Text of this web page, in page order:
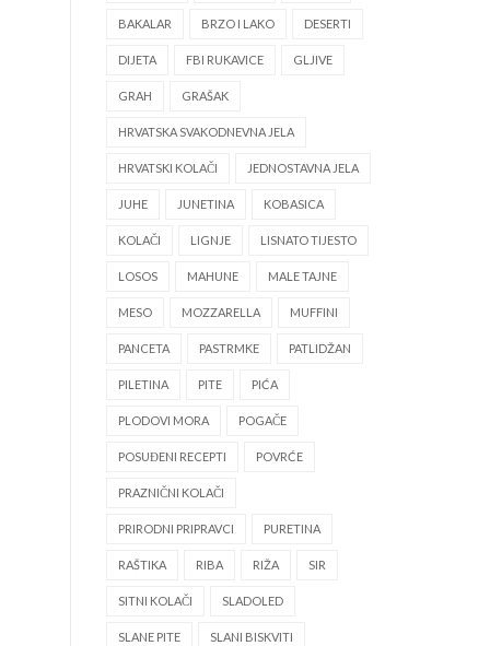
BAKALAR BRZO I LAKO DESERTI
DIJETA FBI RUKAVICE GLJIVE
GRAH GRAŠAK
HRVATSKA SVAKODNEVNA JELA
HRVATSKI KOLAČI JEDNOSTAVNA JELA
JUHE JUNETINA KOBASICA
KOLAČI LIGNJE LISNATO TIJESTO
LOSOS MAHUNE MALE TAJNE
MESO MOZZARELLA MUFFINI
PANCETA PASTRMKE PATLIDŽAN
PILETINA PITE PIĆA
PLODOVI MORA POGAČE
POSUĐENI RECEPTI POVRĆE
PRAZNIČNI KOLAČI
PRIRODNI PRIPRAVCI PURETINA
RAŠTIKA RIBA RIŽA SIR
SITNI KOLAČI SLADOLED
SLANE PITE SLANI BISKVITI